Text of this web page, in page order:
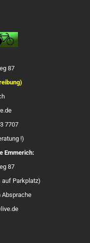
87
7707
!)
Emmerich:
87
auf Parkplatz)
Absprache